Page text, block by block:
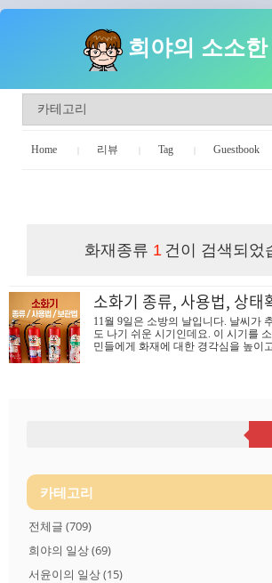
희야의 소소
Home 리뷰 Tag Guestbook
화재종류 1 건이 검색되었
소화기 종류, 사용법, 상태
11월 9일은 소방의 날입니다. 날씨가
도 나기 쉬운 시기인데요. 이 시기를
민들에게 화재에 대한 경각심을 높이
화 방법을 알 수 있기 때문에 소화기
의 종류를 알아야 합니다. 국내 화재는
따라 4종류(A급, B급, C급, D급)로 구
카테고리
전체글 (709)
희야의 일상(69)
서윤이의 일상(15)